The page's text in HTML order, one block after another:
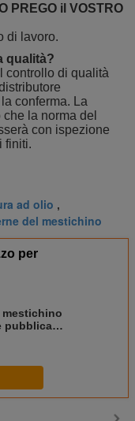
PREGO il VOSTRO
di lavoro.
qualità?
controllo di qualità
conferma. La
la norma del
con ispezione
finiti.
ad olio ,
del mestichino
per
pubblica